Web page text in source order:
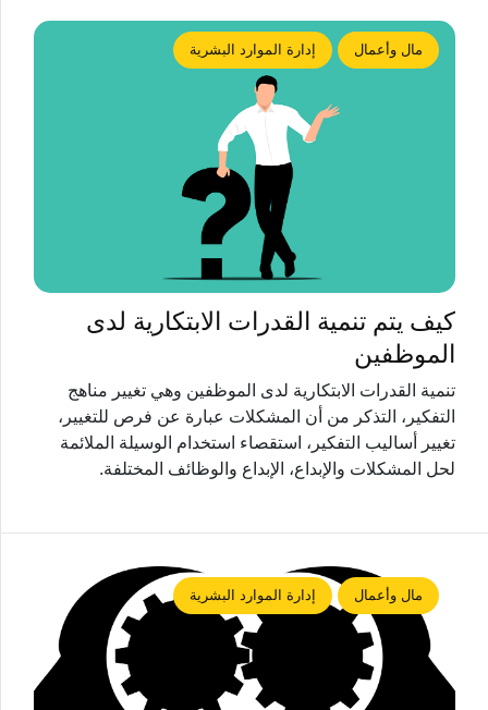
مال وأعمال إدارة الموارد البشرية
كيف يتم تنمية القدرات الابتكارية لدى
الموظفين
تنمية القدرات الابتكارية لدى الموظفين وهي تغيير مناهج
التفكير، التذكر من أن المشكلات عبارة عن فرص للتغيير،
تغيير أساليب التفكير، استقصاء استخدام الوسيلة الملائمة
لحل المشكلات والإبداع، الإبداع والوظائف المختلفة.
مال وأعمال إدارة الموارد البشرية